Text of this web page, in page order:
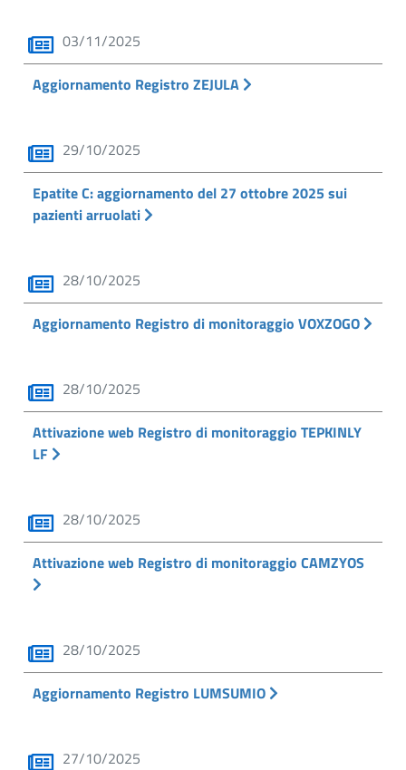
03/11/2025
Aggiornamento Registro ZEJULA
29/10/2025
Epatite C: aggiornamento del 27 ottobre 2025 sui
pazienti arruolati
28/10/2025
Aggiornamento Registro di monitoraggio VOXZOGO
28/10/2025
Attivazione web Registro di monitoraggio TEPKINLY
LF
28/10/2025
Attivazione web Registro di monitoraggio CAMZYOS
28/10/2025
Aggiornamento Registro LUMSUMIO
27/10/2025